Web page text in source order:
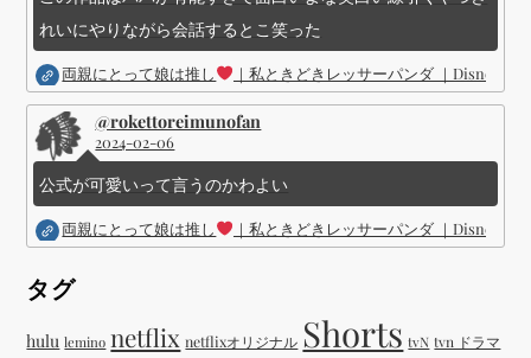
れいにやりながら会話するとこ笑った
両親にとって娘は推し ｜私ときどきレッサーパンダ ｜Disney (
@rokettoreimunofan
2024-02-06
公式が可愛いって言うのかわよい
両親にとって娘は推し ｜私ときどきレッサーパンダ ｜Disney (
タグ
hulu lemino netflix netflixオリジナル Shorts tvN tvn ドラマ